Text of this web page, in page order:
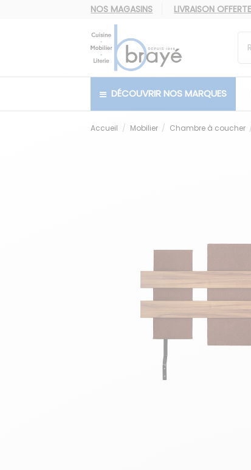
NOS MAGASINS LIVRAISON OFFERTE
DÉCOUVRIR NOS MARQUES
Accueil Mobilier Chambre à coucher